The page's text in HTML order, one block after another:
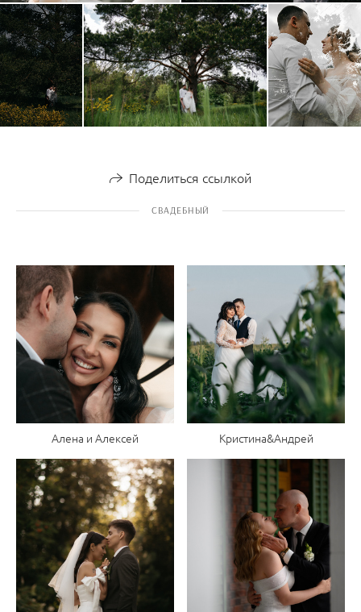
Поделиться ссылкой
СВАДЕБНЫЙ
Алена и Алексей Кристина&Андрей